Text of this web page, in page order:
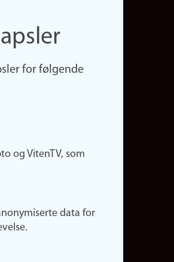
for følgende
og VitenTV, som
data for